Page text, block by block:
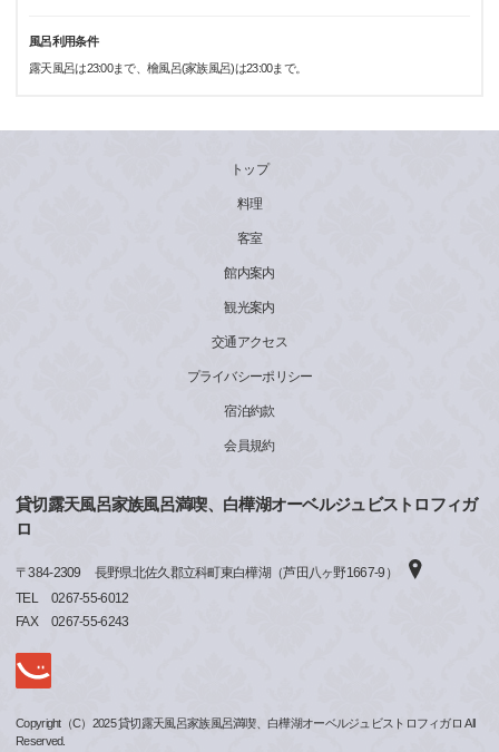
風呂利用条件
露天風呂は23:00まで、檜風呂(家族風呂)は23:00まで。
トップ
料理
客室
館内案内
観光案内
交通アクセス
プライバシーポリシー
宿泊約款
会員規約
貸切露天風呂家族風呂満喫、白樺湖オーベルジュビストロフィガ
ロ
〒384-2309
長野県北佐久郡立科町東白樺湖（芦田八ヶ野1667-9）
TEL
0267-55-6012
FAX
0267-55-6243
Copyright（C）2025 貸切露天風呂家族風呂満喫、白樺湖オーベルジュビストロフィガロ All
Reserved.